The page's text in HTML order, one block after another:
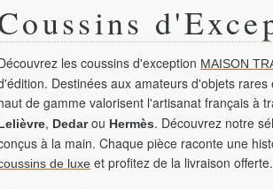
les coussins d'exception MAISON
Destinées aux amateurs d'objets
de gamme valorisent l'artisanat français à
, Dedarou Hermès. Découvrez notre
à la main. Chaque pièce raconte une
de luxe et profitez de la livraison offerte.